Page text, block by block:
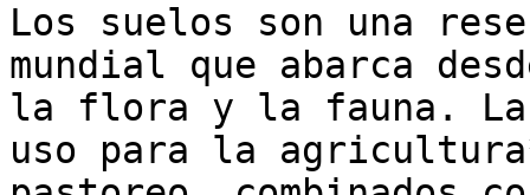
Los suelos son una
mundial que abarca
la flora y la fauna.
uso para la